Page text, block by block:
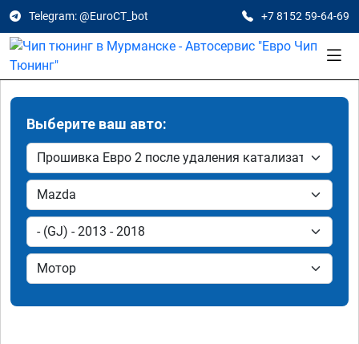
Telegram: @EuroCT_bot +7 8152 59-64-69
Выберите ваш авто: